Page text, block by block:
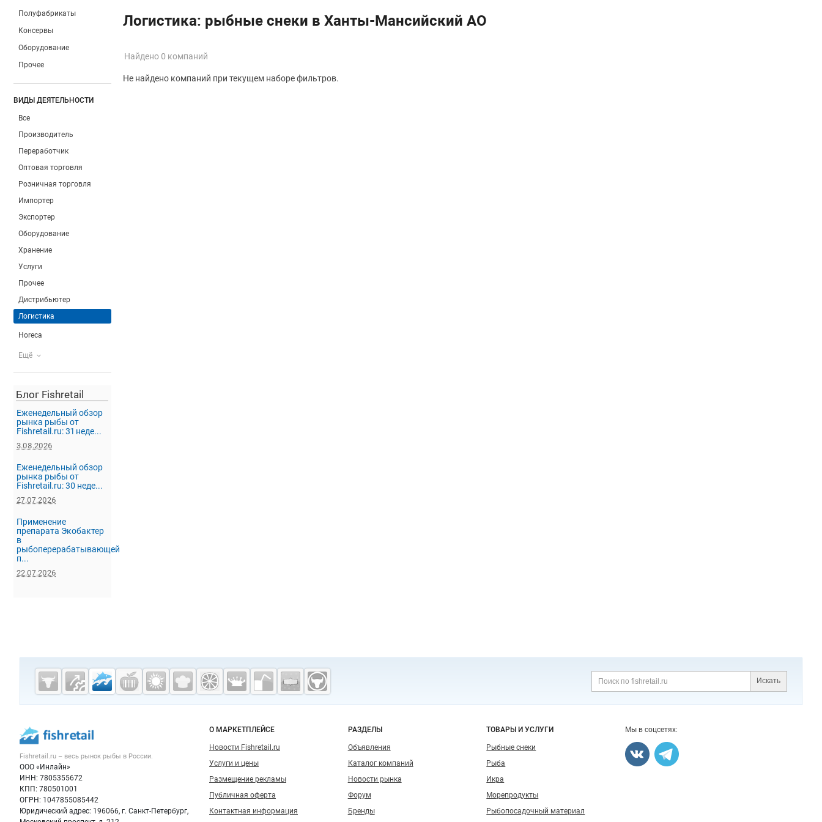
Полуфабрикаты
Консервы
Оборудование
Прочее
ВИДЫ ДЕЯТЕЛЬНОСТИ
Все
Производитель
Переработчик
Оптовая торговля
Розничная торговля
Импортер
Экспортер
Оборудование
Хранение
Услуги
Прочее
Дистрибьютер
Логистика
Horeca
Ещё
Блог Fishretail
Еженедельный обзор
рынка рыбы от
Fishretail.ru: 31 неде...
3.08.2026
Еженедельный обзор
рынка рыбы от
Fishretail.ru: 30 неде...
27.07.2026
Применение
препарата Экобактер
в
рыбоперерабатывающей
п...
22.07.2026
Логистика: рыбные снеки в Ханты-Мансийский АО
Найдено 0 компаний
Не найдено компаний при текущем наборе фильтров.
Дополнительная информация
Искать
Cсылки на полезные проекты
Fishretail.ru —
рыба,
Важные разделы и контакты
Fishretail.ru – весь рынок рыбы в России.
ООО «Инлайн»
ИНН: 7805355672
КПП: 780501001
ОГРН: 1047855085442
Юридический адрес: 196066, г. Санкт-Петербург,
Навигация по сайту
О МАРКЕТПЛЕЙСЕ
Новости Fishretail.ru
Услуги и цены
Размещение рекламы
Публичная оферта
Контактная информация
РАЗДЕЛЫ
Объявления
Каталог компаний
Новости рынка
Форум
Бренды
ТОВАРЫ И УСЛУГИ
Рыбные снеки
Рыба
Икра
Морепродукты
Рыбопосадочный материал
Мы в соцсетях: